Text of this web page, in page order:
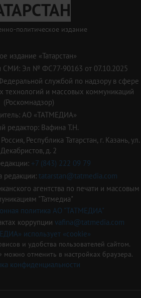
политическое издание
издание «Татарстан»
СМИ: Эл № ФС77-90163 от 07.10.2025
службой по надзору в сфере
технологий и массовых коммуникаций
(Роскомнадзор)
АО «ТАТМЕДИА»
редактор: Вафина Т.Н.
Республика Татарстан, г. Казань, ул.
Декабристов, д. 2
+7 (843) 222 09 79
редакции: tatarstan@tatmedia.com
агентства по печати и массовым
"Татмедиа"
политика АО "ТАТМЕДИА"
коррупции vafina@tatmedia.com
использует «cookie»
и удобства пользователей сайтом.
можно отменить в настройках браузера.
конфиденциальности